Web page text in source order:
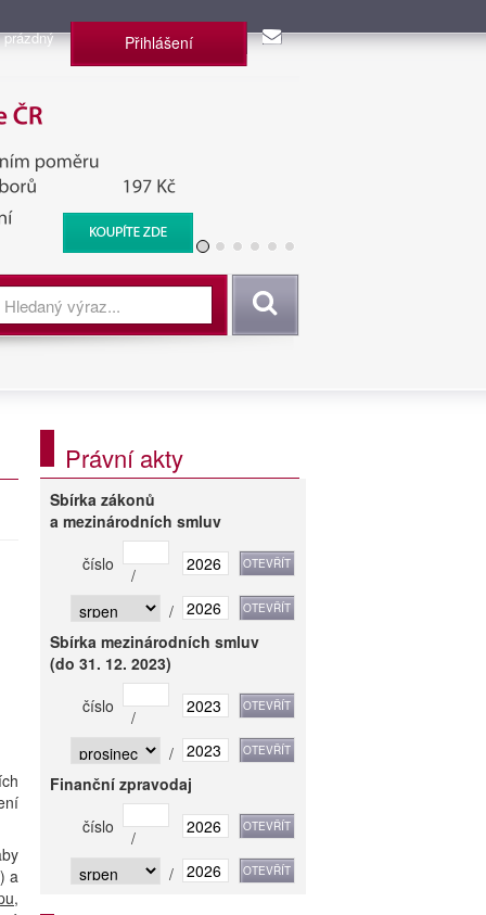
Přihlášení
BIS, Zpravodajské
Vyhledat
a
,
Právní akty
Sbírka zákonů
a mezinárodních smluv
číslo
/
/
Sbírka mezinárodních smluv
(do 31. 12. 2023)
číslo
/
/
Finanční zpravodaj
číslo
/
/